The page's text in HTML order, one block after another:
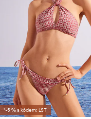
*-5 % s kódem: LST